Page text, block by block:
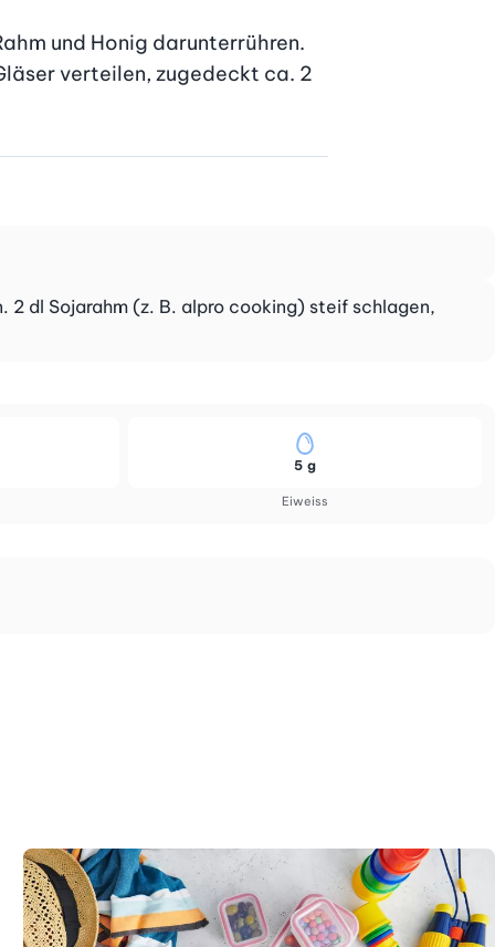
und Honig darunterrühren.
verteilen, zugedeckt ca. 2
2 dl Sojarahm (z. B. alpro cooking) steif schlagen,
Eiweiss
5 g